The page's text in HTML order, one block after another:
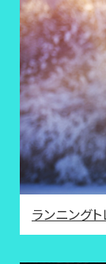
ランニング